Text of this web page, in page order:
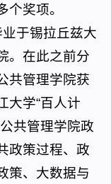
奖项。
于锡拉丘兹大
。在此之前分
共管理学院获
大学“百人计
共管理学院政
政策过程、政
策、大数据与